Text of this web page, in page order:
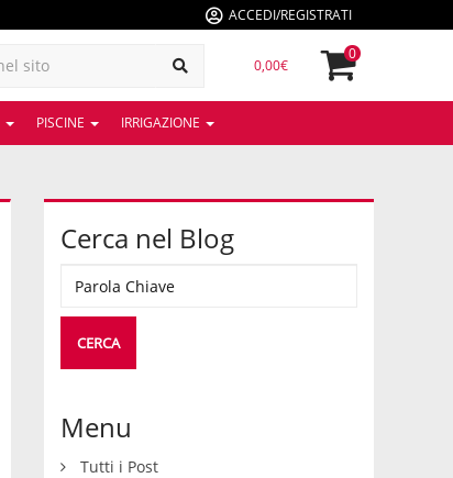
ACCEDI/REGISTRATI
0,00€
0
PISCINE IRRIGAZIONE
Cerca nel Blog
Menu
Tutti i Post